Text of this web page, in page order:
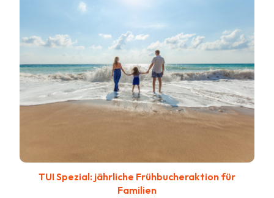
TUI Spezial: jährliche Frühbucheraktion für
Familien